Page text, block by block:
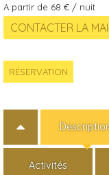
A partir de 68 € / nuit
RÉSERVATION
Activités